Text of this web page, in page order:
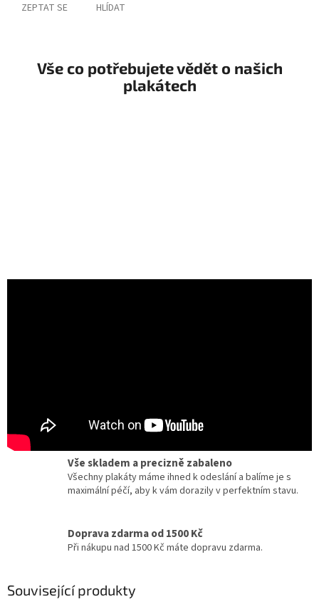
ZEPTAT SE HLÍDAT
Vše co potřebujete vědět o našich
plakátech
kinematografie a designu.
Vše skladem a precizně zabaleno
Všechny plakáty máme ihned k odeslání a balíme je s
maximální péčí, aby k vám dorazily v perfektním stavu.
Doprava zdarma od 1500 Kč
Při nákupu nad 1500 Kč máte dopravu zdarma.
Související produkty